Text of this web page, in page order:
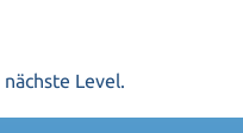
nächste Level.